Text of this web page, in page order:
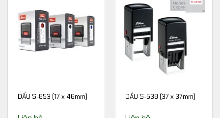
DẤU S-853 (17 x 46mm) DẤU S-538 (37 x 37mm)